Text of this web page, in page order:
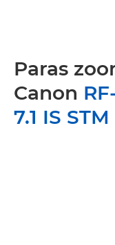
Paras
Canon
7.1 IS STM